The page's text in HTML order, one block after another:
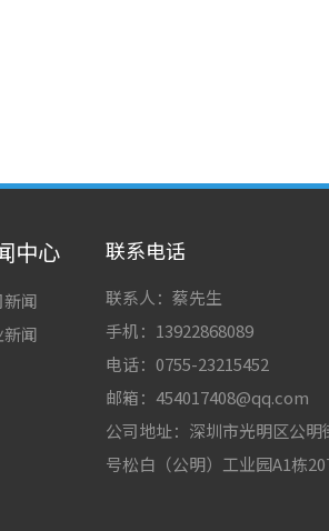
中心
新闻
闻
联系电话
联系人：蔡先生
手机：13922868089
电话：0755-23215452
邮箱：454017408@qq.com
公司地址：深圳市光明区公
号松白（公明）工业园A1栋